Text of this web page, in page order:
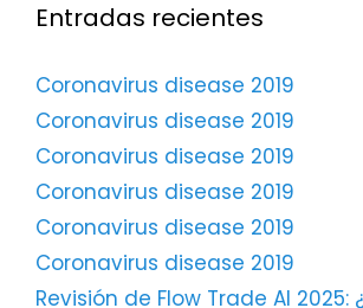
Entradas recientes
Coronavirus disease 2019
Coronavirus disease 2019
Coronavirus disease 2019
Coronavirus disease 2019
Coronavirus disease 2019
Coronavirus disease 2019
Revisión de Flow Trade AI 2025: